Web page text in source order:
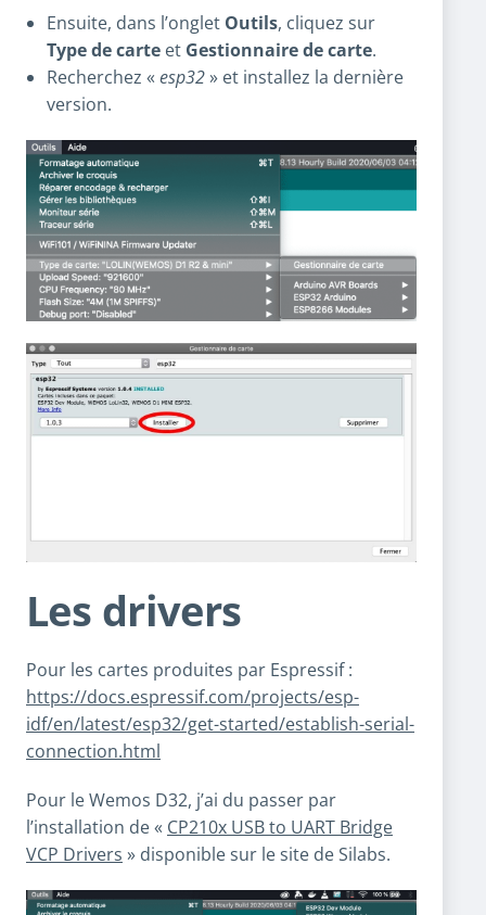
Ensuite, dans l’onglet Outils, cliquez sur
Type de carte et Gestionnaire de carte.
Recherchez «esp32» et installez la dernière
version.
Les drivers
Pour les cartes produites par Espressif :
https://docs.espressif.com/projects/esp-
idf/en/latest/esp32/get-started/establish-serial-
connection.html
Pour le Wemos D32, j’ai du passer par
l’installation de « CP210x USB to UART Bridge
VCP Drivers » disponible sur le site de Silabs.